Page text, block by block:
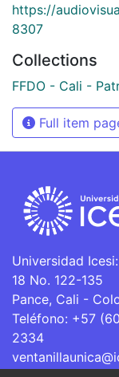
https://
8307
Collections
FFDO - Cali -
Full item
Universidad
18 No. 122-135
Pance, Cali -
Teléfono: +57
2334